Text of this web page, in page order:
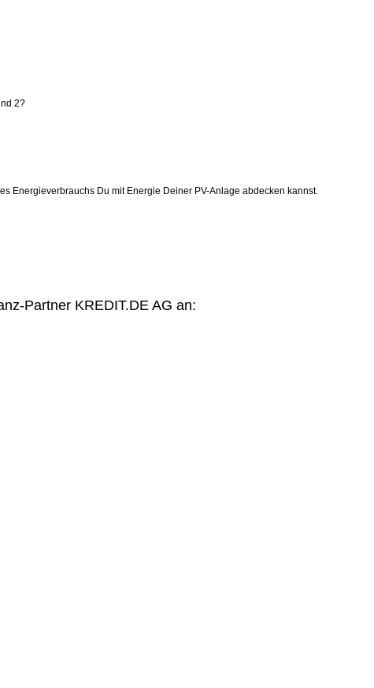
2?
Energieverbrauchs Du mit Energie Deiner PV-Anlage abdecken kannst.
Partner KREDIT.DE AG an: